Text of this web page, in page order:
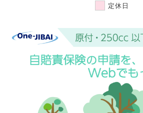
定休日